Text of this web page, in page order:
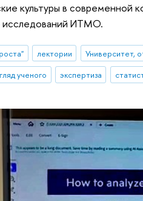
культуры в
исследований ИТМО.
лектории Университет,
ученого экспертиза